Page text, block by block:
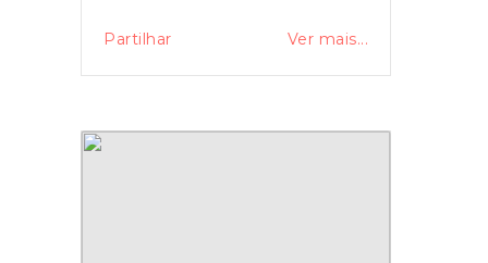
Partilhar Ver mais...